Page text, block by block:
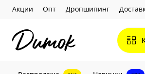
Акции Опт Дропшипинг